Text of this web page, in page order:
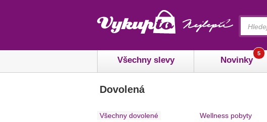
Všechny slevy Novinky
5
Dovolená
Všechny dovolené
Wellness pobyty